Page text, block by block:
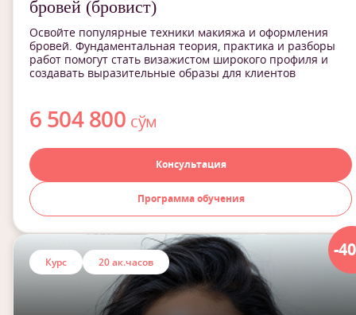
бровей (бровист)
Освойте популярные техники макияжа и оформления
бровей. Фундаментальная теория, практика и разборы
работ помогут стать визажистом широкого профиля и
создавать выразительные образы для клиентов
6 504 800 сўм
Консультация
Программа обучения
-
Курс 20 ак.часов